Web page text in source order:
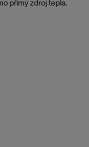
přímý zdroj tepla.